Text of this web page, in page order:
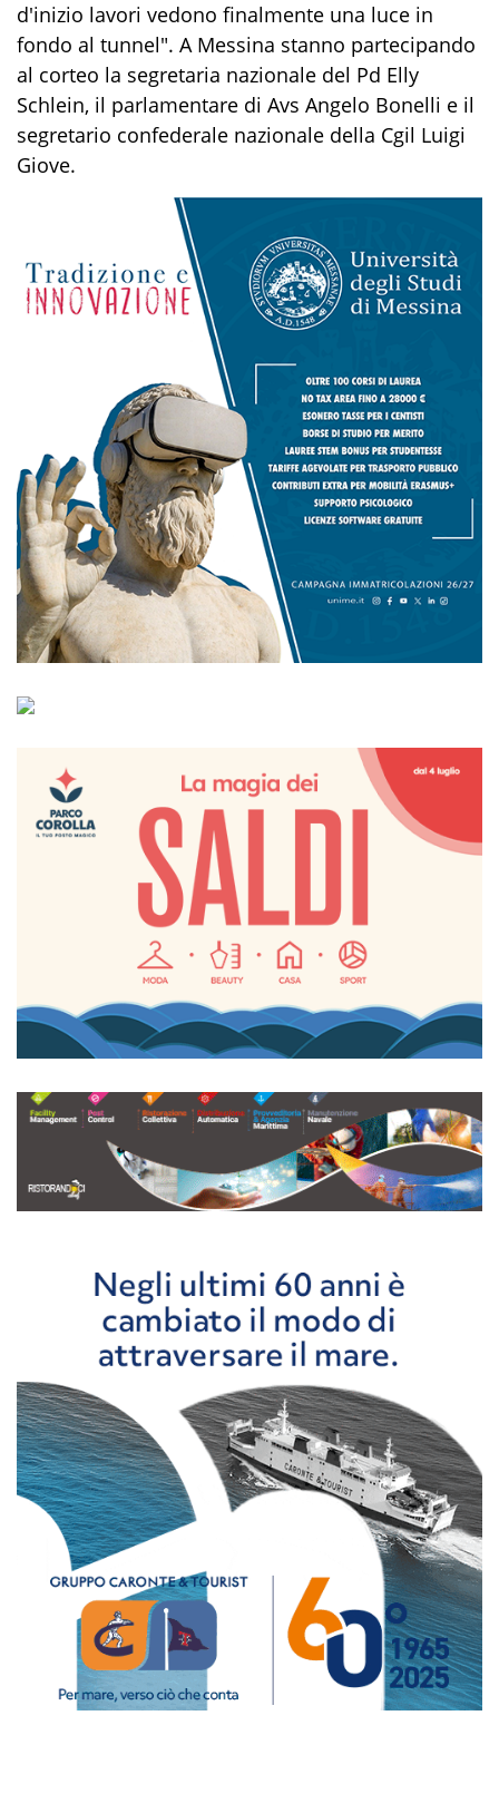
d'inizio lavori vedono finalmente una luce in
fondo al tunnel". A Messina stanno partecipando
al corteo la segretaria nazionale del Pd Elly
Schlein, il parlamentare di Avs Angelo Bonelli e il
segretario confederale nazionale della Cgil Luigi
Giove.